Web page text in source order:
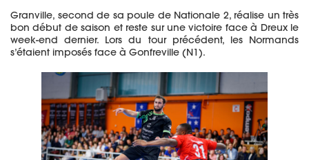
Granville, second de sa poule de Nationale 2, réalise un très
bon début de saison et reste sur une victoire face à Dreux le
week-end dernier. Lors du tour précédent, les Normands
s’étaient imposés face à Gonfreville (N1).